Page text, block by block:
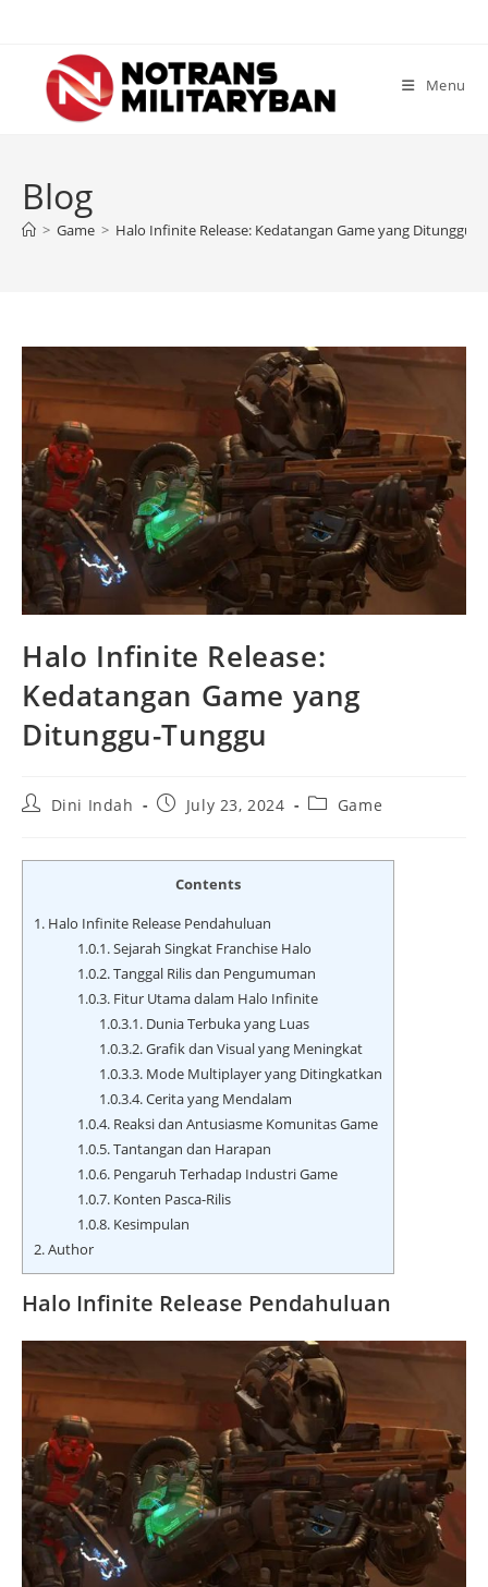
content
Menu
Blog
> Game > Halo Infinite Release: Kedatangan Game yang Ditunggu-
Halo Infinite Release:
Kedatangan Game yang
Ditunggu-Tunggu
PostDini Indah
PostJuly 23, 2024
PostGame
Contents
1. Halo Infinite Release Pendahuluan
1.0.1.Sejarah Singkat Franchise Halo
1.0.2.Tanggal Rilis dan Pengumuman
1.0.3.Fitur Utama dalam Halo Infinite
1.0.3.1.Dunia Terbuka yang Luas
1.0.3.2.Grafik dan Visual yang Meningkat
1.0.3.3.Mode Multiplayer yang Ditingkatkan
1.0.3.4.Cerita yang Mendalam
1.0.4.Reaksi dan Antusiasme Komunitas Game
1.0.5.Tantangan dan Harapan
1.0.6.Pengaruh Terhadap Industri Game
1.0.7.Konten Pasca-Rilis
1.0.8.Kesimpulan
2.Author
Halo Infinite Release Pendahuluan